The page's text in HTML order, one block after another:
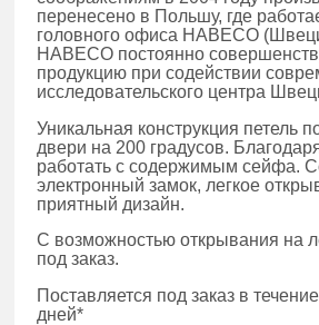
перенесено в Польшу, где
головного офиса HABECO
HABECO постоянно
продукцию при содействии
исследовательского центра
Уникальная конструкция петель
двери на 200 градусов.
работать с содержимым сейфа.
электронный замок, легкое
приятный дизайн.
С возможностью открывания на
под заказ.
Поставляется под заказ в
дней*